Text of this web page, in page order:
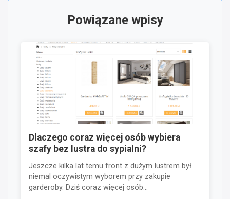
Powiązane wpisy
Dlaczego coraz więcej osób wybiera
szafy bez lustra do sypialni?
Jeszcze kilka lat temu front z dużym lustrem był
niemal oczywistym wyborem przy zakupie
garderoby. Dziś coraz więcej osób...